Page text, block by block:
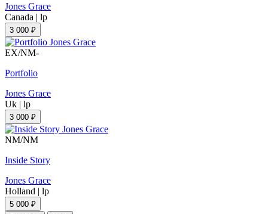
Jones Grace
Canada | lp
3 000 ₽
EX/NM-
Portfolio
Jones Grace
Uk | lp
3 000 ₽
NM/NM
Inside Story
Jones Grace
Holland | lp
5 000 ₽